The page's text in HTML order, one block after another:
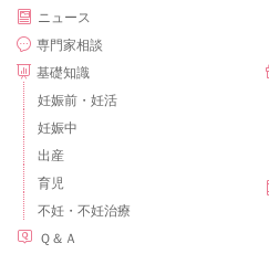
ニュース
専門家相談
基礎知識
妊娠前・妊活
妊娠中
出産
育児
不妊・不妊治療
Ｑ＆Ａ